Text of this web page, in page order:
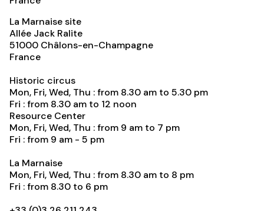
La Marnaise site
Allée Jack Ralite
51000 Châlons-en-Champagne
France
Historic circus
Mon, Fri, Wed, Thu : from 8.30 am to 5.30 pm
Fri : from 8.30 am to 12 noon
Resource Center
Mon, Fri, Wed, Thu : from 9 am to 7 pm
Fri : from 9 am - 5 pm
La Marnaise
Mon, Fri, Wed, Thu : from 8.30 am to 8 pm
Fri : from 8.30 to 6 pm